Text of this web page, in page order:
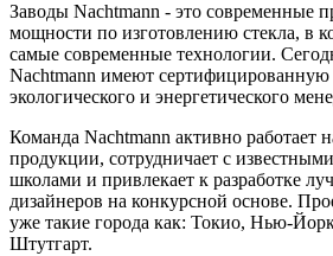
Заводы Nachtmann - это современные
мощности по изготовлению стекла, в
самые современные технологии.
Nachtmann имеют сертифицированную
экологического и энергетического
Команда Nachtmann активно работает
продукции, сотрудничает с
школами и привлекает к разработке
дизайнеров на конкурсной основе.
уже такие города как: Токио, Нью-
Штутгарт.